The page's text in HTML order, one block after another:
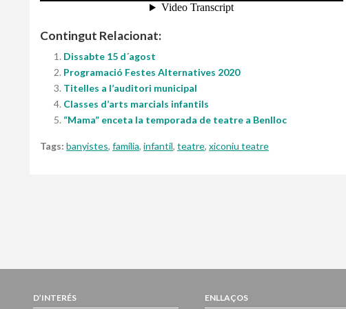
Contingut Relacionat:
Dissabte 15 d´agost
Programació Festes Alternatives 2020
Titelles a l’auditori municipal
Classes d’arts marcials infantils
“Mama” enceta la temporada de teatre a Benlloc
Tags: banyistes,família,infantil,teatre,xiconiu teatre
D’INTERÉS ENLLAÇOS